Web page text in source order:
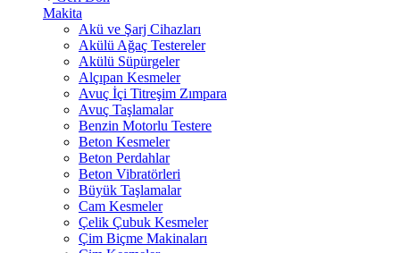
Makita
Akü ve Şarj Cihazları
Akülü Ağaç Testereler
Akülü Süpürgeler
Alçıpan Kesmeler
Avuç İçi Titreşim Zımpara
Avuç Taşlamalar
Benzin Motorlu Testere
Beton Kesmeler
Beton Perdahlar
Beton Vibratörleri
Büyük Taşlamalar
Cam Kesmeler
Çelik Çubuk Kesmeler
Çim Biçme Makinaları